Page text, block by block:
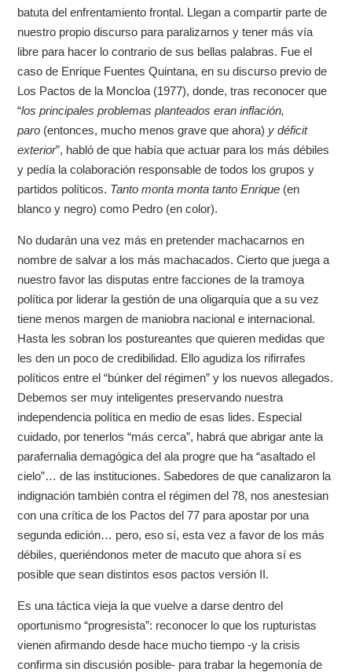
batuta del enfrentamiento frontal. Llegan a compartir parte de
nuestro propio discurso para paralizarnos y tener más vía
libre para hacer lo contrario de sus bellas palabras. Fue el
caso de Enrique Fuentes Quintana, en su discurso previo de
Los Pactos de la Moncloa (1977), donde, tras reconocer que
“los principales problemas planteados eran inflación,
paro(entonces, mucho menos grave que ahora) y déficit
exterior”, habló de que había que actuar para los más débiles
y pedía la colaboración responsable de todos los grupos y
partidos políticos. Tanto monta monta tanto Enrique(en
blanco y negro) como Pedro (en color).
No dudarán una vez más en pretender machacarnos en
nombre de salvar a los más machacados. Cierto que juega a
nuestro favor las disputas entre facciones de la tramoya
política por liderar la gestión de una oligarquía que a su vez
tiene menos margen de maniobra nacional e internacional.
Hasta les sobran los postureantes que quieren medidas que
les den un poco de credibilidad. Ello agudiza los rifirrafes
políticos entre el “búnker del régimen” y los nuevos allegados.
Debemos ser muy inteligentes preservando nuestra
independencia política en medio de esas lides. Especial
cuidado, por tenerlos “más cerca”, habrá que abrigar ante la
parafernalia demagógica del ala progre que ha “asaltado el
cielo”… de las instituciones. Sabedores de que canalizaron la
indignación también contra el régimen del 78, nos anestesian
con una crítica de los Pactos del 77 para apostar por una
segunda edición… pero, eso sí, esta vez a favor de los más
débiles, queriéndonos meter de macuto que ahora sí es
posible que sean distintos esos pactos versión II.
Es una táctica vieja la que vuelve a darse dentro del
oportunismo “progresista”: reconocer lo que los rupturistas
vienen afirmando desde hace mucho tiempo -y la crisis
confirma sin discusión posible- para trabar la hegemonía de